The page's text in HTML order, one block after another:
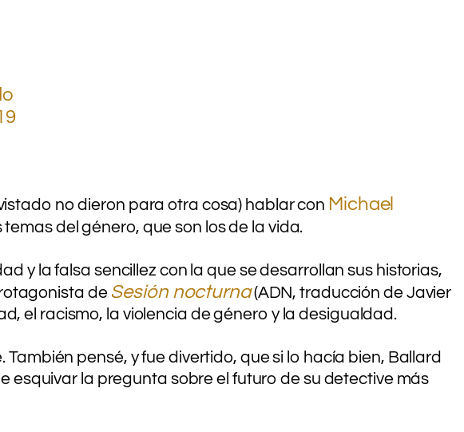
no dieron para otra cosa) hablar con Michael
del género, que son los de la vida.
y la falsa sencillez con la que se desarrollan sus historias,
de Sesión nocturna(ADN, traducción de Javier
el racismo, la violencia de género y la desigualdad.
pensé, y fue divertido, que si lo hacía bien, Ballard
esquivar la pregunta sobre el futuro de su detective más